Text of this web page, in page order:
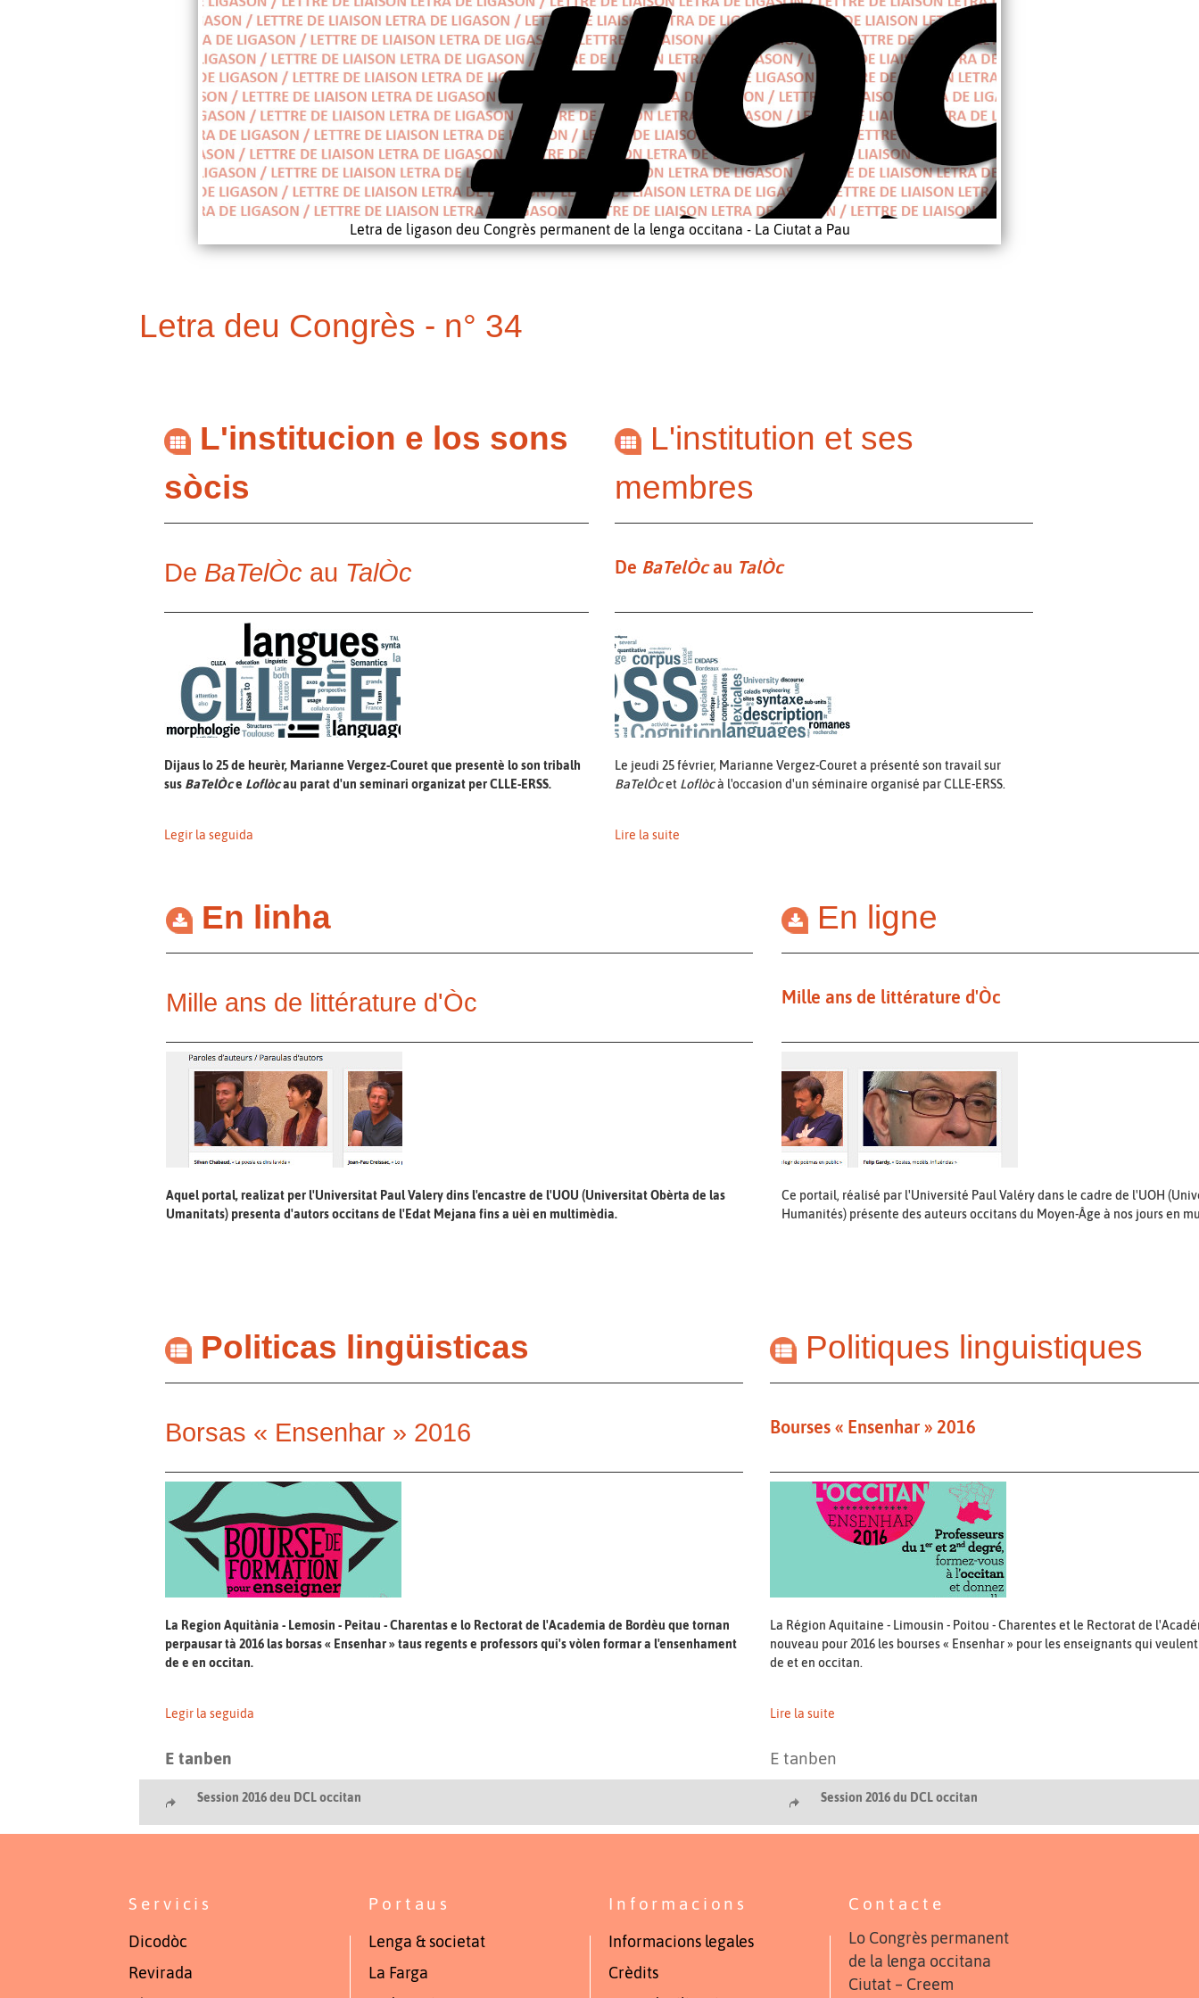
Letra de ligason deu Congrès permanent de la lenga occitana - La Ciutat a Pau
Letra deu Congrès - n° 34
L'institucion e los sons
sòcis
L'institution et ses
membres
De BaTelÒc au TalÒc De BaTelÒcau TalÒc
Dijaus lo 25 de heurèr, Marianne Vergez-Couret que presentè lo son tribalh
sus BaTelÒce Loflòcau parat d'un seminari organizat per CLLE-ERSS.
Le jeudi 25 février, Marianne Vergez-Couret a présenté son travail sur
BaTelÒcet Loflòcà l'occasion d'un séminaire organisé par CLLE-ERSS.
Legir la seguida Lire la suite
En linha En ligne
Mille ans de littérature d'Òc Mille ans de littérature d'Òc
Aquel portal, realizat per l'Universitat Paul Valery dins l'encastre de l'UOU (Universitat Obèrta de las
Umanitats) presenta d'autors occitans de l'Edat Mejana fins a uèi en multimèdia.
Ce portail, réalisé par l'Université Paul Valéry dans le cadre de l'UOH
Humanités) présente des auteurs occitans du Moyen-Âge à nos jours en
Politicas lingüisticas Politiques linguistiques
Borsas « Ensenhar » 2016 Bourses « Ensenhar » 2016
La Region Aquitània - Lemosin - Peitau - Charentas e lo Rectorat de l'Academia de Bordèu que tornan
perpausar tà 2016 las borsas « Ensenhar » taus regents e professors qui's vòlen formar a l'ensenhament
de e en occitan.
La Région Aquitaine - Limousin - Poitou - Charentes et le Rectorat de
nouveau pour 2016 les bourses « Ensenhar » pour les enseignants qui
de et en occitan.
Legir la seguida Lire la suite
E tanben E tanben
Session 2016 deu DCL occitan Session 2016 du DCL occitan
Servicis
Dicodòc
Revirada
Portaus
Lenga & societat
La Farga
Informacions
Informacions legales
Crèdits
Contacte
Lo Congrès permanent
de la lenga occitana
Ciutat – Creem